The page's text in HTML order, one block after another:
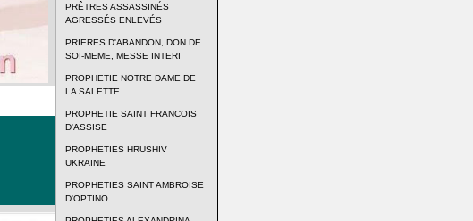
PRÊTRES ASSASSINÉS
AGRESSÉS ENLEVÉS
PRIERES D'ABANDON, DON DE
SOI-MEME, MESSE INTERI
PROPHETIE NOTRE DAME DE
LA SALETTE
PROPHETIE SAINT FRANCOIS
D'ASSISE
PROPHETIES HRUSHIV
UKRAINE
PROPHETIES SAINT AMBROISE
D'OPTINO